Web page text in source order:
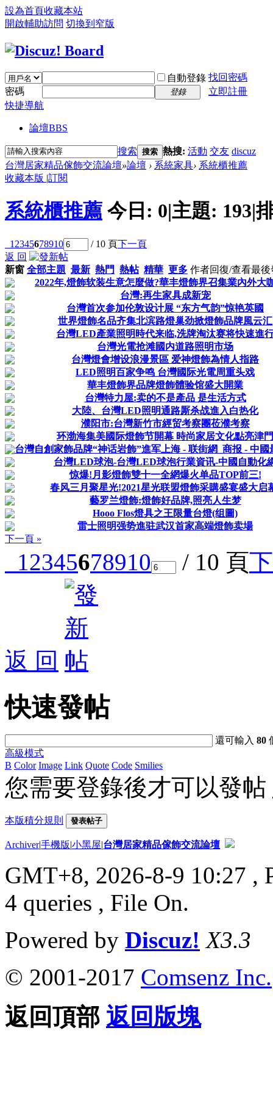
設為首頁收藏本站
開啟輔助訪問 切換到窄版
自動登錄 找回密碼
密碼
登錄
立即註冊
快捷導航
論壇BBS
搜索 搜索 熱搜: 活動 交友 discuz
台灣居家精品傢飾交流論壇»論壇 › 系統家具› 系統櫃推薦
收藏本版 |訂閱
系統櫃推薦 今日: 0|主題: 193|
1 2345678910 / 10 頁下一頁
返 回
新窗 全部主題 最新 熱門 熱帖 精華 更多 作者回復/查看最後
2022年,燈飾软装生意怎麼做?華丰燈飾界召集業內外大
台灣:再生家具成新宠
台灣首次参加伦敦设计展 “东方气韵”惊艳英國
世界燈飾名品齐集北滨路燈巢劲掀燈飾品牌風云汇
台灣LED產業照明時代来临,洗牌淘汰赛将快速進
台灣光電抢滩國内道路照明市场
台灣燈會增设浪漫景區 爱神燈飾為情人指路
LED照明百家争鸣 台灣國际光電周重头戏
華丰燈飾界品牌燈飾體验馆盛大開業
台灣特力屋:卖的不是產品 是生活方式
大陸、台灣LED照明通路厮杀战進入白热化
濮阳市:台灣新竹市經贸考察團莅濮考察
环渤海集美國际燈飾节開幕 時尚家居文化點亮津門
台灣自創家飾品牌“神话岩飾”進军上海 - 联街網_商报 - 中國
台灣LED球泡-台灣LED球泡行業資讯-中國自動化
惊爆!月影燈飾雙十一全網爆火单品TOP前三!
春风三月聚星光!2021星光联盟燈飾采購盛宴盛大启
藝罗兰燈飾:燈飾好品牌,照亮人生梦
Hooo Flos燈具之王限量台燈(组圖)
雷士照明强势進驻武汉首家高端燈飾卖場
下一頁 »
12345678910 / 10 頁
返 回
快速發帖
還可輸入80
高級模式
B Color Image Link Quote Code Smilies
您需要登錄後才可以發帖
本版積分規則 發表帖子
Archiver|手機版|小黑屋|台灣居家精品傢飾交流論壇
GMT+8, 2026-8-9 10:27 ,
4 queries , File On.
Powered by Discuz! X3.3
© 2001-2017 Comsenz Inc.
返回頂部 返回版塊